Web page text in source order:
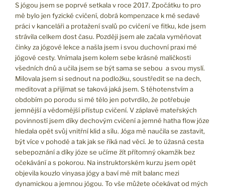
S jógou jsem se poprvé setkala v roce 2017. Zpočátku to pro
mě bylo jen fyzické cvičení, dobrá kompenzace k mé sedavé
práci v kanceláři a protažení svalů po cvičení ve fitku, kde jsem
strávila celkem dost času. Později jsem ale začala vyměňovat
činky za jógové lekce a našla jsem i svou duchovní praxi mé
jógové cesty. Vnímala jsem kolem sebe krásné maličkosti
všedních dnů a učila jsem se být sama se sebou a svou myslí.
Milovala jsem si sednout na podložku, soustředit se na dech,
meditovat a přijímat se taková jaká jsem. S těhotenstvím a
obdobím po porodu si mé tělo jen potvrdilo, že potřebuje
jemnější a vědomější přístup cvičení. V záplavě mateřských
povinností jsem díky dechovým cvičení a jemné hatha flow józe
hledala opět svůj vnitřní klid a sílu. Jóga mě naučila se zastavit,
být více v pohodě a tak jak se říká nad věcí. Je to úžasná cesta
sebepoznání a díky józe se učíme žít přítomný okamžik bez
očekávání a s pokorou. Na instruktorském kurzu jsem opět
objevila kouzlo vinyasa jógy a baví mě mít balanc mezi
dynamickou a jemnou jógou. To vše můžete očekávat od mých